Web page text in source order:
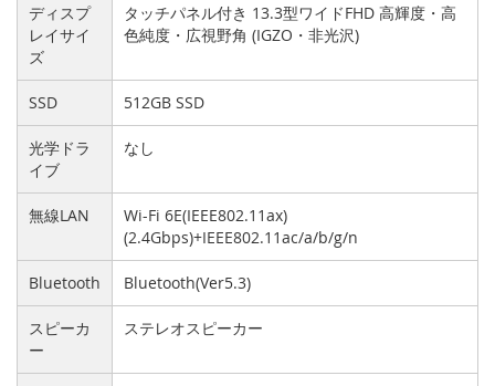
ディスプ
レイサイ
ズ
タッチパネル付き 13.3型ワイドFHD 高輝度・高
色純度・広視野角 (IGZO・非光沢)
SSD 512GB SSD
光学ドラ
イブ
なし
無線LAN
Wi-Fi 6E(IEEE802.11ax)
(2.4Gbps)+IEEE802.11ac/a/b/g/n
Bluetooth Bluetooth(Ver5.3)
スピーカ
ー
ステレオスピーカー